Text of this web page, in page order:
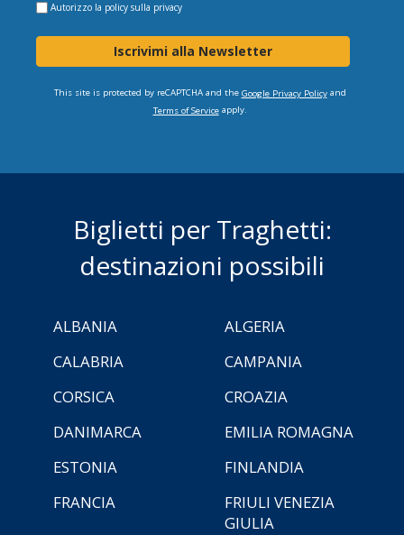
Autorizzo la policy sulla privacy
Iscrivimi alla Newsletter
This site is protected by reCAPTCHA and the Google Privacy Policyand
Terms of Serviceapply.
Biglietti per Traghetti:
destinazioni possibili
ALBANIA
ALGERIA
CALABRIA
CAMPANIA
CORSICA
CROAZIA
DANIMARCA
EMILIA ROMAGNA
ESTONIA
FINLANDIA
FRANCIA
FRIULI VENEZIA
GIULIA